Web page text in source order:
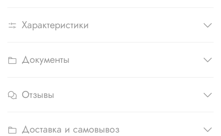
Характеристики
Документы
Отзывы
Доставка и самовывоз